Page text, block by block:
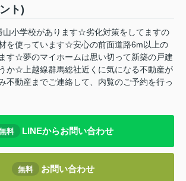
ト)
山小学校があります☆劣化対策をしてますの
を使っています☆安心の前面道路6m以上の
す☆夢のマイホームは思い切って新築の戸建
か☆上越線群馬総社近くに気になる不動産が
不動産までご連絡して、内覧のご予約を行っ
料 LINEからお問い合わせ
無料 お問い合わせ